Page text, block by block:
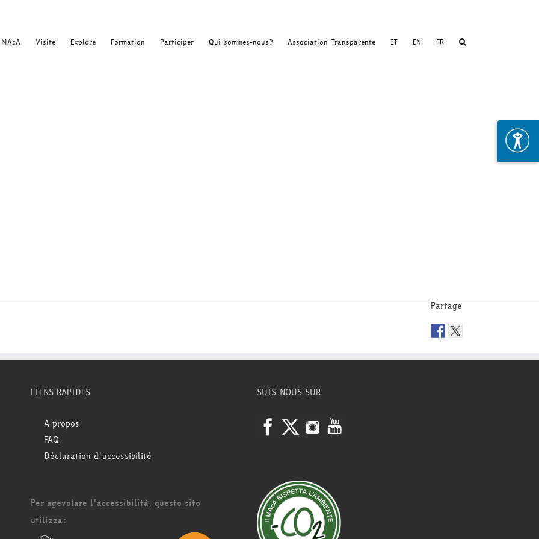
MAcA Visite Explore Formation Participer Qui sommes-nous? Association Transparente IT EN FR
Partage
LIENS RAPIDES
A propos
FAQ
Déclaration d'accessibilité
Per agevolare l'accessibilità, questo sito
utilizza:
SUIS-NOUS SUR